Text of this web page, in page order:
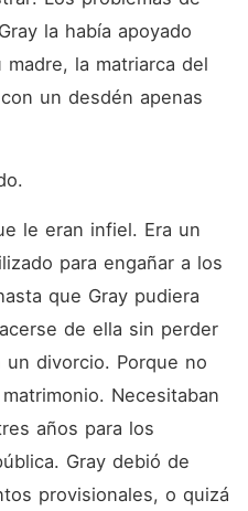
la había apoyado
la matriarca del
un desdén apenas
le eran infiel. Era un
para engañar a los
que Gray pudiera
de ella sin perder
divorcio. Porque no
Necesitaban
años para los
Gray debió de
provisionales, o quizá